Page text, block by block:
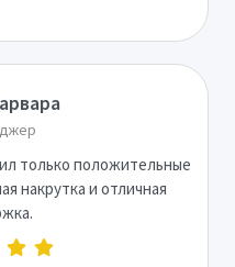
только положительные
накрутка и отличная